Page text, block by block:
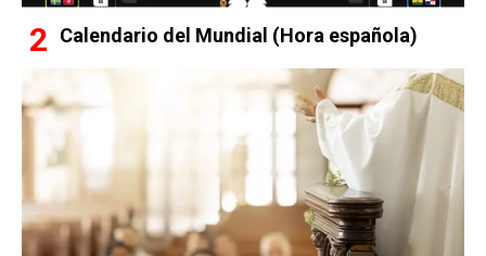
Calendario del Mundial (Hora española)